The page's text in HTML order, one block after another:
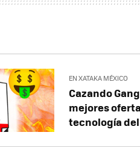
EN XATAKA MÉXICO
Cazando
mejores
tecnología